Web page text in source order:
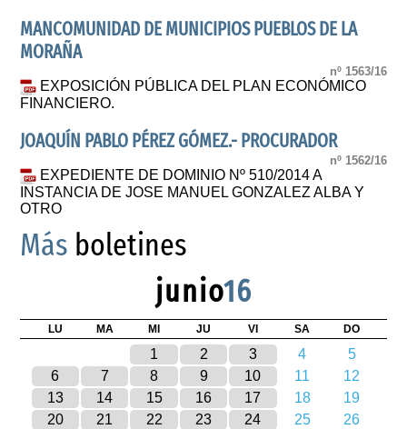
MANCOMUNIDAD DE MUNICIPIOS PUEBLOS DE LA
MORAÑA
nº 1563/16
EXPOSICIÓN PÚBLICA DEL PLAN ECONÓMICO
FINANCIERO.
JOAQUÍN PABLO PÉREZ GÓMEZ.- PROCURADOR
nº 1562/16
EXPEDIENTE DE DOMINIO Nº 510/2014 A
INSTANCIA DE JOSE MANUEL GONZALEZ ALBA Y
OTRO
Más boletines
junio16
LU MA MI JU VI SA DO
1 2 3 4
5
6
7 8 9 10 11
12
13
14 15 16 17 18
19
20
21 22 23 24 25
26